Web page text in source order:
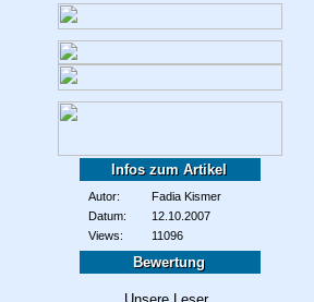
Infos zum Artikel
Autor:
Fadia Kismer
Datum:
12.10.2007
Views:
11096
Bewertung